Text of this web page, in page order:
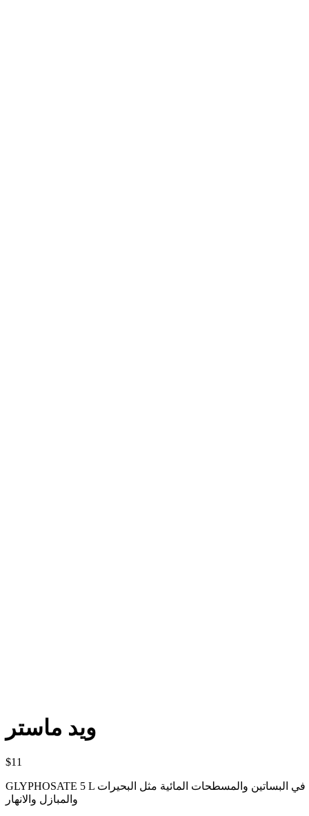
ويد ماستر
$11
GLYPHOSATE 5 L مبيد ادغال عام لمكافحة الحلفة والقصب في المناطق الغير زراعية وكذلك في البساتين والمسطحات المائية مثل البحيرات
والمبازل والانهار